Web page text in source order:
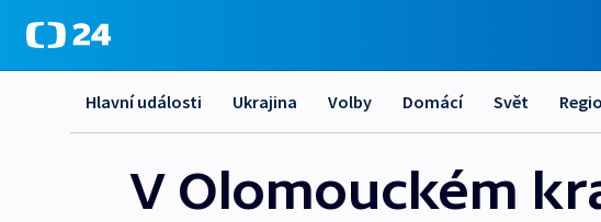
Hlavní události Ukrajina Volby Domácí Svět
V Olomouckém